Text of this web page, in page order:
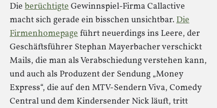
Die berüchtigteGewinnspiel-Firma Callactive
macht sich gerade ein bisschen unsichtbar.Die
Firmenhomepageführt neuerdings ins Leere, der
Geschäftsführer Stephan Mayerbacher verschickt
Mails, die man als Verabschiedung verstehen kann,
und auch als Produzent der Sendung „Money
Express“, die auf den MTV-Sendern Viva, Comedy
Central und dem Kindersender Nick läuft, tritt